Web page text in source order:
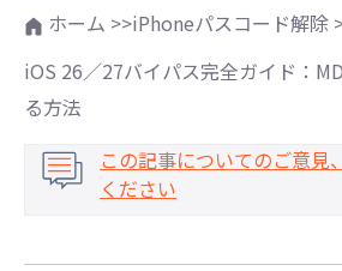
ホーム >>iPhoneパスコード解除
iOS 26／27バイパス完全ガイド：
る方法
この記事についてのご意見
ください